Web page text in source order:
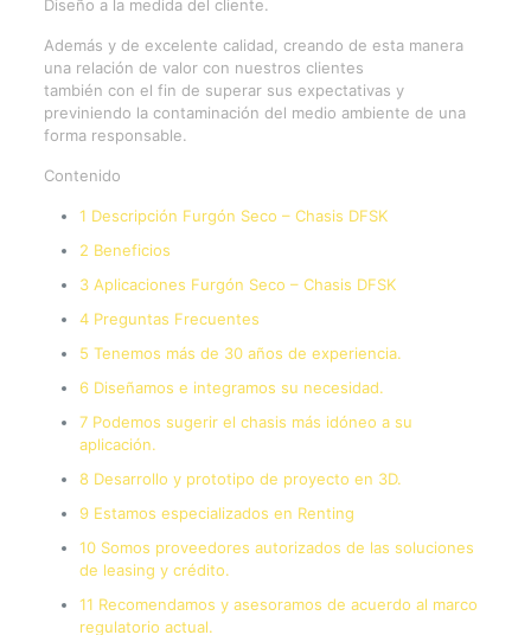
Diseño a la medida del cliente.
Además y de excelente calidad, creando de esta manera
una relación de valor con nuestros clientes
también con el fin de superar sus expectativas y
previniendo la contaminación del medio ambiente de una
forma responsable.
Contenido
1 Descripción Furgón Seco – Chasis DFSK
2 Beneficios
3 Aplicaciones Furgón Seco – Chasis DFSK
4 Preguntas Frecuentes
5 Tenemos más de 30 años de experiencia.
6 Diseñamos e integramos su necesidad.
7 Podemos sugerir el chasis más idóneo a su
aplicación.
8 Desarrollo y prototipo de proyecto en 3D.
9 Estamos especializados en Renting
10 Somos proveedores autorizados de las soluciones
de leasing y crédito.
11 Recomendamos y asesoramos de acuerdo al marco
regulatorio actual.